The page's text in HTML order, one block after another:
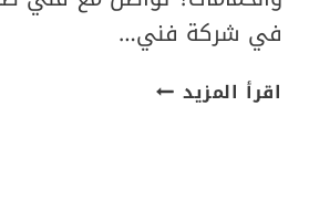
في شركة فني…
اقرأ المزيد فني